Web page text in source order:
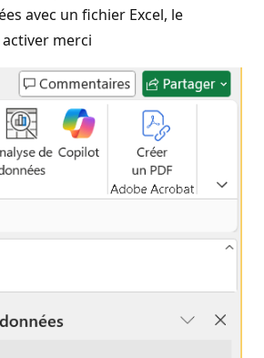
avec un fichier Excel, le
merci